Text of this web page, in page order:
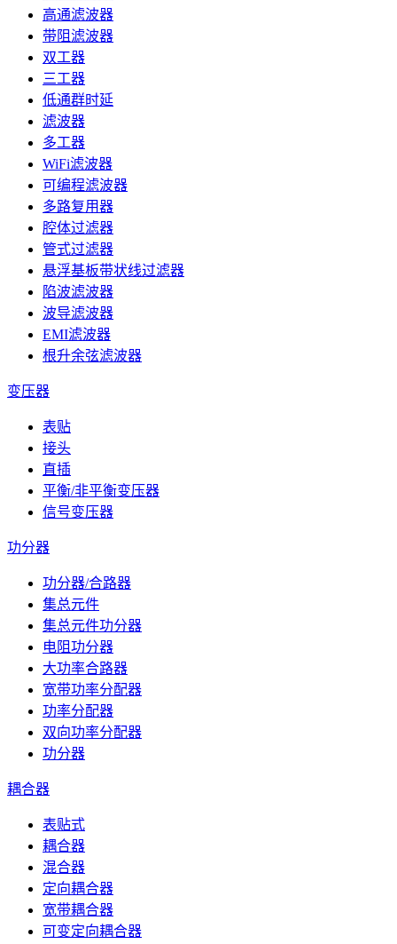
高通滤波器
带阻滤波器
双工器
三工器
低通群时延
滤波器
多工器
WiFi滤波器
可编程滤波器
多路复用器
腔体过滤器
管式过滤器
悬浮基板带状线过滤器
陷波滤波器
波导滤波器
EMI滤波器
根升余弦滤波器
变压器
表贴
接头
直插
平衡/非平衡变压器
信号变压器
功分器
功分器/合路器
集总元件
集总元件功分器
电阻功分器
大功率合路器
宽带功率分配器
功率分配器
双向功率分配器
功分器
耦合器
表贴式
耦合器
混合器
定向耦合器
宽带耦合器
可变定向耦合器